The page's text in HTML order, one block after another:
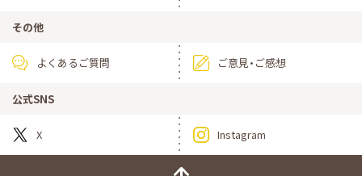
その他
よくあるご質問 ご意見・ご感想
公式SNS
X Instagram